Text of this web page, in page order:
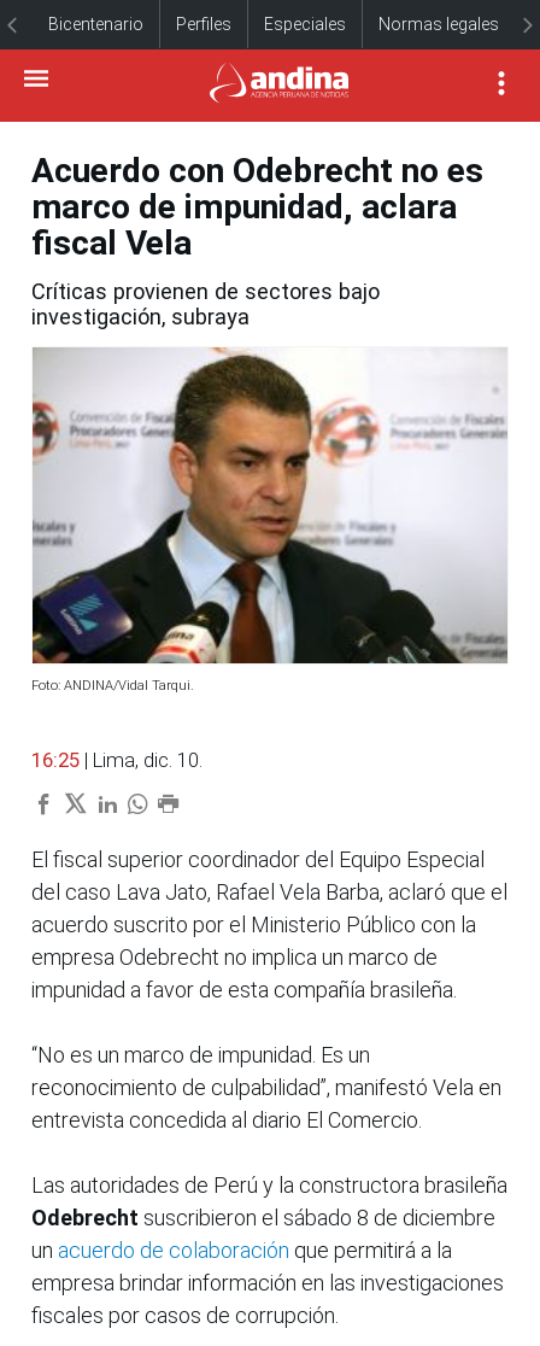
Bicentenario Perfiles Especiales Normas legales
Acuerdo con Odebrecht no es
marco de impunidad, aclara
fiscal Vela
Críticas provienen de sectores bajo
investigación, subraya
Foto: ANDINA/Vidal Tarqui.
16:25 | Lima, dic. 10.
El fiscal superior coordinador del Equipo Especial
del caso Lava Jato, Rafael Vela Barba, aclaró que el
acuerdo suscrito por el Ministerio Público con la
empresa Odebrecht no implica un marco de
impunidad a favor de esta compañía brasileña.
“No es un marco de impunidad. Es un
reconocimiento de culpabilidad”, manifestó Vela en
entrevista concedida al diario El Comercio.
Las autoridades de Perú y la constructora brasileña
Odebrecht suscribieron el sábado 8 de diciembre
un acuerdo de colaboración que permitirá a la
empresa brindar información en las investigaciones
fiscales por casos de corrupción.